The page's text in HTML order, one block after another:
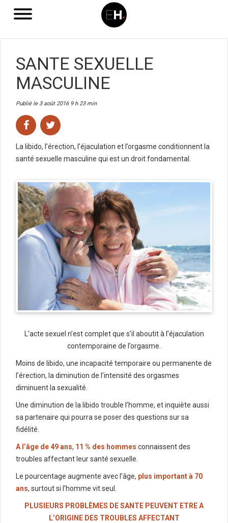
SANTE SEXUELLE
MASCULINE
Publié le 3 août 2016 9 h 23 min
La libido, l’érection, l’éjaculation et l’orgasme conditionnent la
santé sexuelle masculine qui est un droit fondamental.
L’acte sexuel n’est complet que s’il aboutit à l’éjaculation
contemporaine de l’orgasme.
Moins de libido, une incapacité temporaire ou permanente de
l’érection, la diminution de l’intensité des orgasmes
diminuent la sexualité.
Une diminution de la libido trouble l’homme, et inquiète aussi
sa partenaire qui pourra se poser des questions sur sa
fidélité.
A l’âge de 49 ans, 11 % des hommes connaissent des
troubles affectant leur santé sexuelle.
Le pourcentage augmente avec l’âge, plus important à 70
ans, surtout si l’homme vit seul.
PLUSIEURS PROBLÈMES DE SANTE PEUVENT ETRE A
L’ORIGINE DES TROUBLES AFFECTANT